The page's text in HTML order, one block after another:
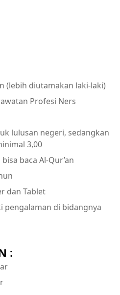
(lebih diutamakan laki-laki)
Profesi Ners
lulusan negeri, sedangkan
3,00
baca Al-Qur’an
dan Tablet
pengalaman di bidangnya
: